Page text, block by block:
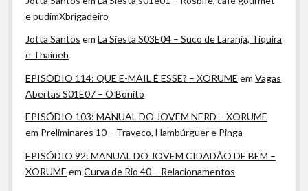
e pudimXbrigadeiro
Jotta Santos emLa Siesta S03E04 – Suco de Laranja, Tiquira
e Thaineh
EPISÓDIO 114: QUE E-MAIL É ESSE? – XORUME emVagas
Abertas S01E07 – O Bonito
EPISÓDIO 103: MANUAL DO JOVEM NERD – XORUME
em Preliminares 10 – Traveco, Hambúrguer e Pinga
EPISÓDIO 92: MANUAL DO JOVEM CIDADÃO DE BEM –
XORUME emCurva de Rio 40 – Relacionamentos